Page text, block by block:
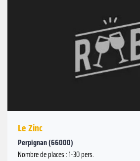
Le Zinc
Perpignan (66000)
Nombre de places : 1-30 pers.